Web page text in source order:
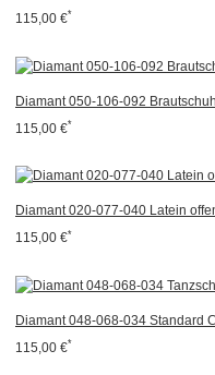
115,00 €*
Diamant 050-106-092
115,00 €*
Diamant 020-077-040 Latein
115,00 €*
Diamant 048-068-034 Standard
115,00 €*